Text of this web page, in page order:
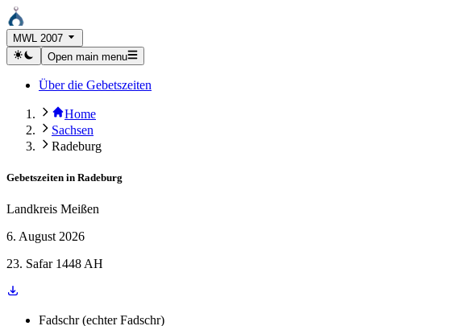
MWL 2007
Open main menu
Über die Gebetszeiten
Home
Sachsen
Radeburg
Gebetszeiten in Radeburg
Landkreis Meißen
6. August 2026
23. Safar 1448 AH
Fadschr (echter Fadschr)